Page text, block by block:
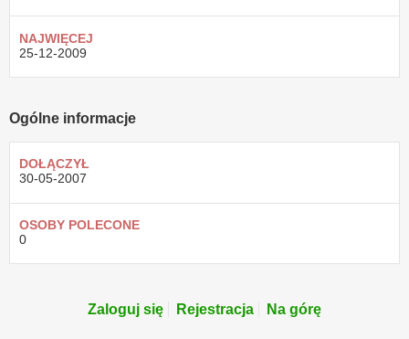
NAJWIĘCEJ
25-12-2009
Ogólne informacje
DOŁĄCZYŁ
30-05-2007
OSOBY POLECONE
0
Zaloguj się Rejestracja Na górę